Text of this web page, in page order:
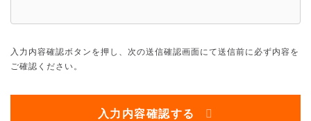
入力内容確認ボタンを押し、次の送信確認画面にて送信前に必ず内容を
ご確認ください。
入力内容確認する